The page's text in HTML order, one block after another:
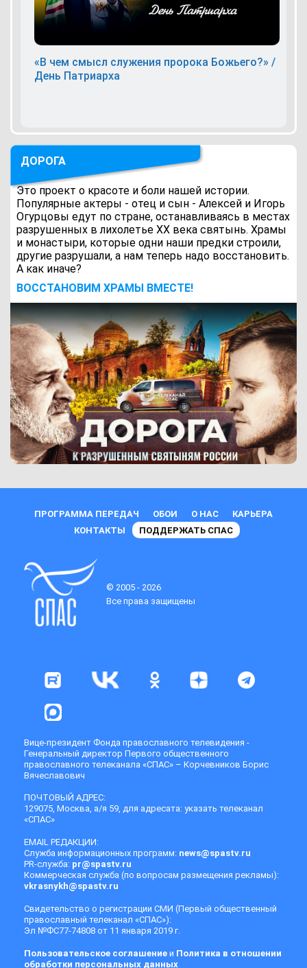
«В чем смысл служения пророка Божьего?» /
День Патриарха
ДОРОГА
Это проект о красоте и боли нашей истории.
Популярные актеры - отец и сын - Алексей и Игорь
Огурцовы едут по стране, останавливаясь в местах
разрушенных в лихолетье ХХ века святынь. Храмы
и монастыри, которые одни наши предки строили,
другие разрушали, а нам теперь надо восстановить.
А как иначе?
ВОCСТАНОВИМ ХРАМЫ ВМЕСТЕ!
ПРОГРАММА ПЕРЕДАЧ ОБОИ О НАС
КАРЬЕРА
КОНТАКТЫ
ПОДДЕРЖАТЬ СПАС
© 2005 - 2026
Все права защищены
Вице-президент Фонда православного телевидения -
Генеральный директор Первого общественного
православного телеканала «СПАС» – Корчевников Борис
Вячеславович
ПОЧТОВЫЙ АДРЕС:
129075, Москва, а/я 59, для адресата: указать телеканал
«СПАС»
EMAIL РЕДАКЦИИ:
Служба информационных программ: news@spastv.ru
PR-служба: pr@spastv.ru
Коммерческая служба (по вопросам размещения рекламы):
vkrasnykh@spastv.ru
Свидетельство о регистрации СМИ (Первый общественный
православный телеканал «СПАС»):
Эл №ФС77-74808 от 11 января 2019 г.
Пользовательское соглашение и Политика в отношении
обработки персональных данных